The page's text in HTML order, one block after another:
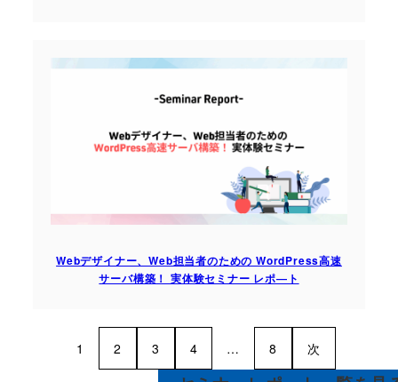
Webデザイナー、Web担当者のための WordPress高速
サーバ構築！ 実体験セミナー レポ―ト
1 2 3 4 … 8 次